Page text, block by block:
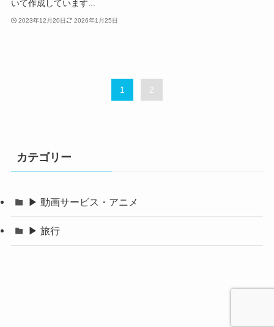
いて作成しています...
2023年12月20日 2026年1月25日
1 2
カテゴリー
▶ 動画サービス・アニメ
▶ 旅行